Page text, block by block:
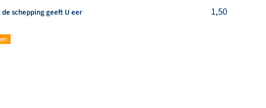
dit artikel
de schepping geeft U eer 1,50